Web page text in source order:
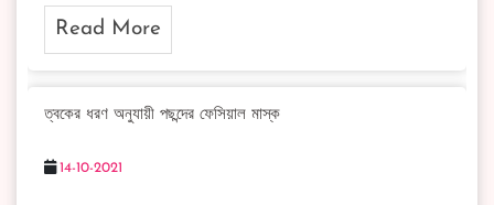
Read More
ত্বকের ধরণ অনুযায়ী পছন্দের ফেসিয়াল মাস্ক
14-10-2021